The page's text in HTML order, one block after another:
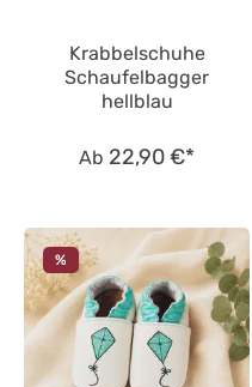
Krabbelschuhe
Schaufelbagger
hellblau
Ab 22,90 €*
%